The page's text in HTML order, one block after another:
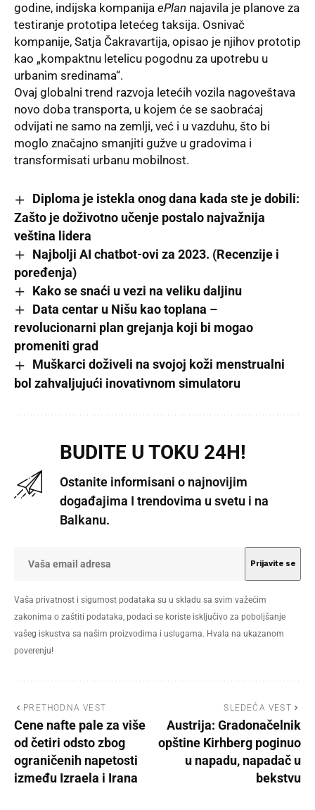
godine, indijska kompanija ePlan najavila je planove za
testiranje prototipa letećeg taksija. Osnivač
kompanije, Satja Čakravartija, opisao je njihov prototip
kao „kompaktnu letelicu pogodnu za upotrebu u
urbanim sredinama“.
Ovaj globalni trend razvoja letećih vozila nagoveštava
novo doba transporta, u kojem će se saobraćaj
odvijati ne samo na zemlji, već i u vazduhu, što bi
moglo značajno smanjiti gužve u gradovima i
transformisati urbanu mobilnost.
Diploma je istekla onog dana kada ste je dobili:
Zašto je doživotno učenje postalo najvažnija
veština lidera
Najbolјi AI chatbot-ovi za 2023. (Recenzije i
poređenja)
Kako se snaći u vezi na veliku daljinu
Data centar u Nišu kao toplana –
revolucionarni plan grejanja koji bi mogao
promeniti grad
Muškarci doživeli na svojoj koži menstrualni
bol zahvaljujući inovativnom simulatoru
BUDITE U TOKU 24H!
Ostanite informisani o najnovijim
događajima I trendovima u svetu i na
Balkanu.
Vaša privatnost i sigurnost podataka su u skladu sa svim važećim
zakonima o zaštiti podataka, podaci se koriste isključivo za poboljšanje
vašeg iskustva sa našim proizvodima i uslugama. Hvala na ukazanom
poverenju!
PRETHODNA VEST
Cene nafte pale za više
od četiri odsto zbog
ograničenih napetosti
između Izraela i Irana
SLEDEĆA VEST
Austrija: Gradonačelnik
opštine Kirhberg poginuo
u napadu, napadač u
bekstvu